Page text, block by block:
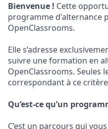
Bienvenue ! Cette
programme d'alternance
OpenClassrooms.
Elle s’adresse
suivre une formation en
OpenClassrooms. Seules
correspondant à ce
Qu’est-ce qu’un
C’est un parcours qui